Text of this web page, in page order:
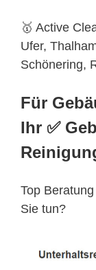
🥇 Active
Ufer,
Schönering,
Für
Ihr ✅
Top
Sie tun?